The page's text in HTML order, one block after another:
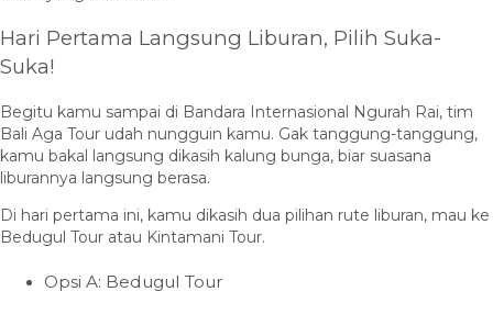
Hari Pertama Langsung Liburan, Pilih Suka-
Suka!
Begitu kamu sampai di Bandara Internasional Ngurah Rai, tim
Bali Aga Tour udah nungguin kamu. Gak tanggung-tanggung,
kamu bakal langsung dikasih kalung bunga, biar suasana
liburannya langsung berasa.
Di hari pertama ini, kamu dikasih dua pilihan rute liburan, mau ke
Bedugul Tour atau Kintamani Tour.
Opsi A: Bedugul Tour